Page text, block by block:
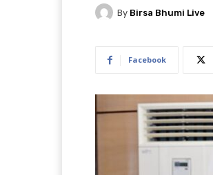
By Birsa Bhumi Live
Facebook